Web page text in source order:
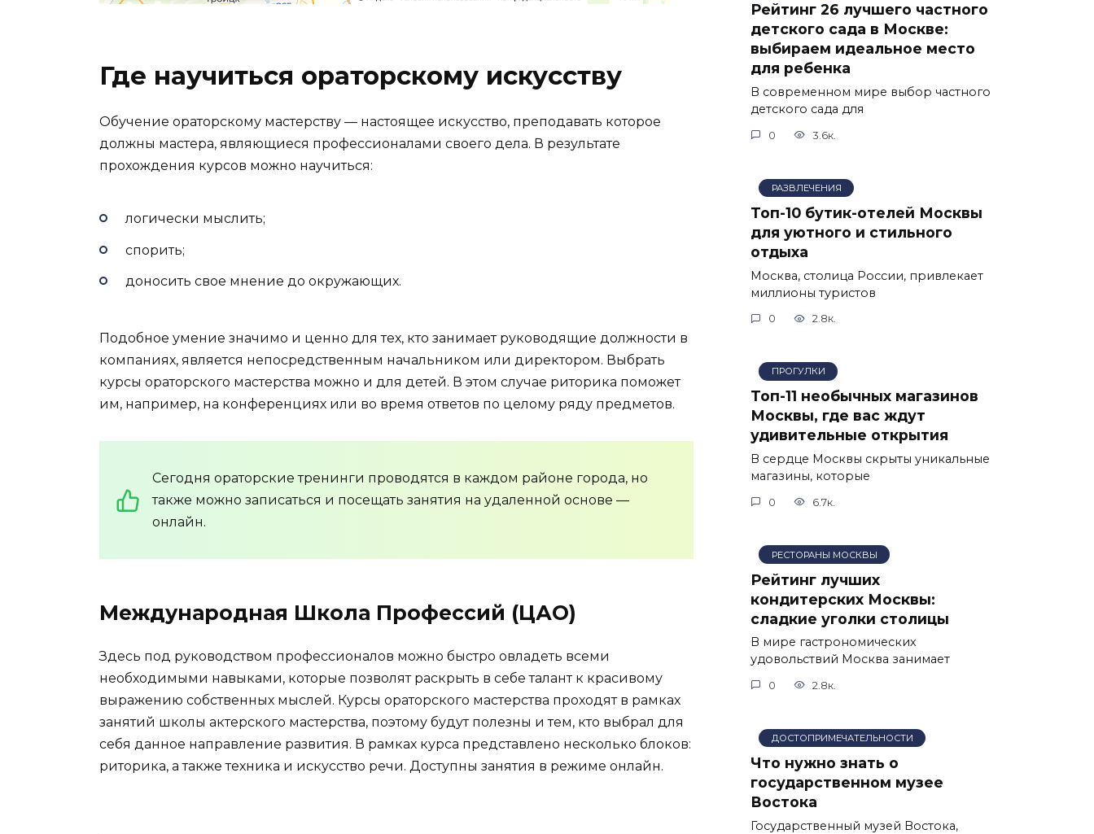
Где научиться ораторскому искусству
Обучение ораторскому мастерству — настоящее искусство, преподавать которое
должны мастера, являющиеся профессионалами своего дела. В результате
прохождения курсов можно научиться:
логически мыслить;
спорить;
доносить свое мнение до окружающих.
Подобное умение значимо и ценно для тех, кто занимает руководящие должности в
компаниях, является непосредственным начальником или директором. Выбрать
курсы ораторского мастерства можно и для детей. В этом случае риторика поможет
им, например, на конференциях или во время ответов по целому ряду предметов.
Сегодня ораторские тренинги проводятся в каждом районе города, но
также можно записаться и посещать занятия на удаленной основе —
онлайн.
Международная Школа Профессий (ЦАО)
Здесь под руководством профессионалов можно быстро овладеть всеми
необходимыми навыками, которые позволят раскрыть в себе талант к красивому
выражению собственных мыслей. Курсы ораторского мастерства проходят в рамках
занятий школы актерского мастерства, поэтому будут полезны и тем, кто выбрал для
себя данное направление развития. В рамках курса представлено несколько блоков:
риторика, а также техника и искусство речи. Доступны занятия в режиме онлайн.
Рейтинг 26 лучшего частного
детского сада в Москве:
выбираем идеальное место
для ребенка
В современном мире выбор частного
детского сада для
0 3.6к.
РАЗВЛЕЧЕНИЯ
Топ-10 бутик-отелей Москвы
для уютного и стильного
отдыха
Москва, столица России, привлекает
миллионы туристов
0 2.8к.
ПРОГУЛКИ
Топ-11 необычных магазинов
Москвы, где вас ждут
удивительные открытия
В сердце Москвы скрыты уникальные
магазины, которые
0 6.7к.
РЕСТОРАНЫ МОСКВЫ
Рейтинг лучших
кондитерских Москвы:
сладкие уголки столицы
В мире гастрономических
удовольствий Москва занимает
0 2.8к.
ДОСТОПРИМЕЧАТЕЛЬНОСТИ
Что нужно знать о
государственном музее
Востока
Государственный музей Востока,